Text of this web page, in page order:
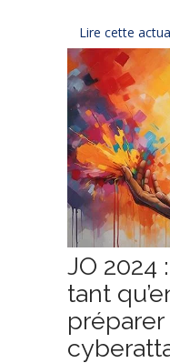
Lire cette
JO 2024
tant